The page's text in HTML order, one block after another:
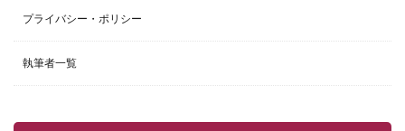
プライバシー・ポリシー
執筆者一覧